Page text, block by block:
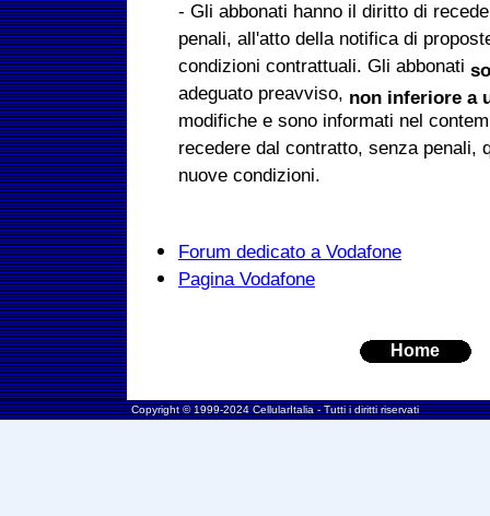
- Gli abbonati hanno il diritto di
penali, all'atto della notifica di
condizioni contrattuali. Gli abbonati
adeguato preavviso, non inferiore a
modifiche e sono informati nel
recedere dal contratto, senza penali,
nuove condizioni.
Forum dedicato a Vodafone
Pagina Vodafone
Home
Copyright © 1999-2024 CellularItalia - Tutti i diritti riservati